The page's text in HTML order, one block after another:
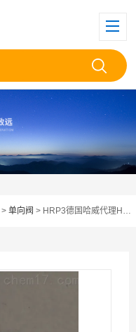
> 单向阀 > HRP3德国哈威代理HAWE液控单向阀HRP2现货